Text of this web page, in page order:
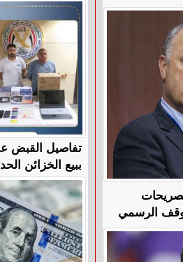
الرسمي
تفاصيل القبض
ببيع الخزائن